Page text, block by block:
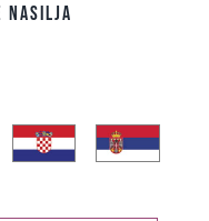
NASILJA